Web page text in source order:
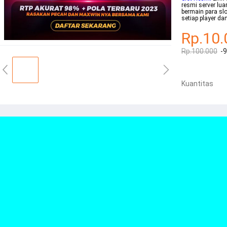
resmi server
bermain para
setiap player
Rp.100.000 -
Kuantitas